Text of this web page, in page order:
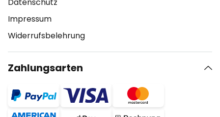
Impressum
Widerrufsbelehrung
Zahlungsarten